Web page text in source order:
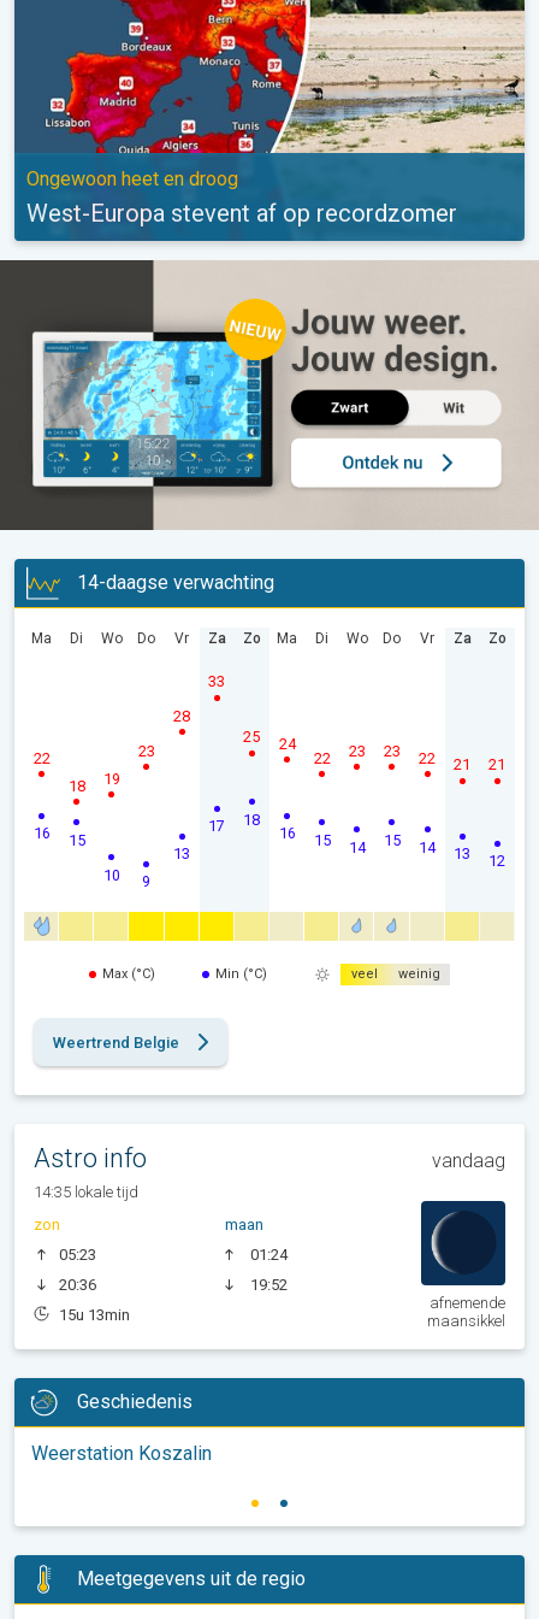
Ongewoon heet en droog
West-Europa stevent af op recordzomer
14-daagse verwachting
Ma
16
22
Di
15
18
Wo
10
19
Do
9
23
Vr
13
28
Za
17
33
Zo
18
25
Ma
16
24
Di
15
22
Wo
14
23
Do
15
23
Vr
14
22
Za
13
21
Zo
12
21
Max (°C) Min (°C) veel weinig
Weertrend Belgie
Astro info vandaag
14:35 lokale tijd
zon
05:23
20:36
15u 13min
maan
01:24
19:52
afnemende
maansikkel
Geschiedenis
Weerstation Koszalin
Meetgegevens uit de regio